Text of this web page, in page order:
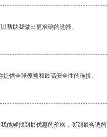
帮助我做出更准确的选择。
供全球覆盖和最高安全性的连接。
能够找到最优惠的价格，买到最合适